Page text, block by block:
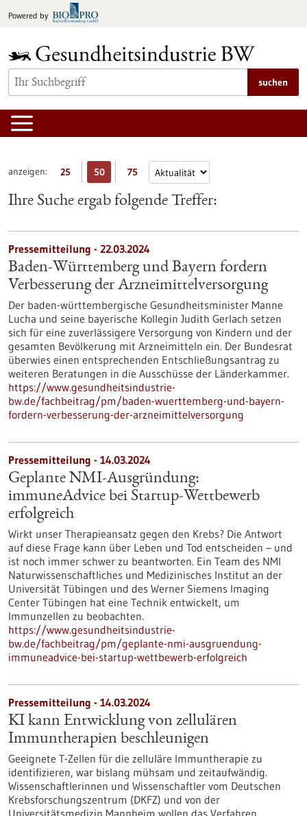
Inhalt
Powered by
suchen
anzeigen: 25 50 75
Ihre Suche ergab folgende Treffer:
Pressemitteilung - 22.03.2024
Baden-Württemberg und Bayern fordern
Verbesserung der Arzneimittelversorgung
Der baden-württembergische Gesundheitsminister Manne
Lucha und seine bayerische Kollegin Judith Gerlach setzen
sich für eine zuverlässigere Versorgung von Kindern und der
gesamten Bevölkerung mit Arzneimitteln ein. Der Bundesrat
überwies einen entsprechenden Entschließungsantrag zu
weiteren Beratungen in die Ausschüsse der Länderkammer.
https://www.gesundheitsindustrie-
bw.de/fachbeitrag/pm/baden-wuerttemberg-und-bayern-
fordern-verbesserung-der-arzneimittelversorgung
Pressemitteilung - 14.03.2024
Geplante NMI-Ausgründung:
immuneAdvice bei Startup-Wettbewerb
erfolgreich
Wirkt unser Therapieansatz gegen den Krebs? Die Antwort
auf diese Frage kann über Leben und Tod entscheiden – und
ist noch immer schwer zu beantworten. Ein Team des NMI
Naturwissenschaftliches und Medizinisches Institut an der
Universität Tübingen und des Werner Siemens Imaging
Center Tübingen hat eine Technik entwickelt, um
Immunzellen zu beobachten.
https://www.gesundheitsindustrie-
bw.de/fachbeitrag/pm/geplante-nmi-ausgruendung-
immuneadvice-bei-startup-wettbewerb-erfolgreich
Pressemitteilung - 14.03.2024
KI kann Entwicklung von zellulären
Immuntherapien beschleunigen
Geeignete T-Zellen für die zelluläre Immuntherapie zu
identifizieren, war bislang mühsam und zeitaufwändig.
Wissenschaftlerinnen und Wissenschaftler vom Deutschen
Krebsforschungszentrum (DKFZ) und von der
Universitätsmedizin Mannheim wollen das Verfahren